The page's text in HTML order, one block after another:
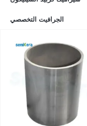
الجرافيت التخصصي